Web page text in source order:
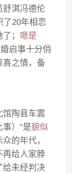
舒淇冯德伦
20年相恋
； 嗯是
婚启事十分俏
喜之情，备
馆陶县车震
）“是貌似
的年代，
再给人家脖
给未经判决